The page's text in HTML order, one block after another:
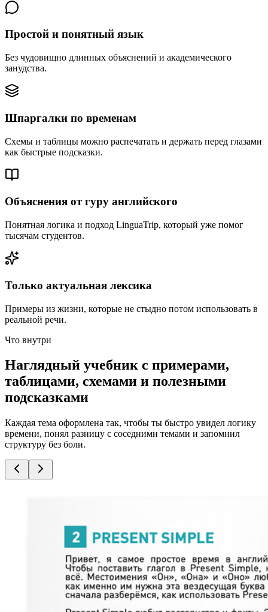
Простой и понятный язык
Без чудовищно длинных объяснений и академического
занудства.
Шпаргалки по временам
Схемы и таблицы можно распечатать и держать перед глазами
как быстрые подсказки.
Объяснения от гуру английского
Понятная логика и подход LinguaTrip, который уже помог
тысячам студентов.
Только актуальная лексика
Примеры из жизни, которые не стыдно потом использовать в
реальной речи.
Что внутри
Наглядный учебник с примерами,
таблицами, схемами и полезными
подсказками
Каждая тема оформлена так, чтобы ты быстро увидел логику
времени, понял разницу с соседними темами и запомнил
структуру без боли.